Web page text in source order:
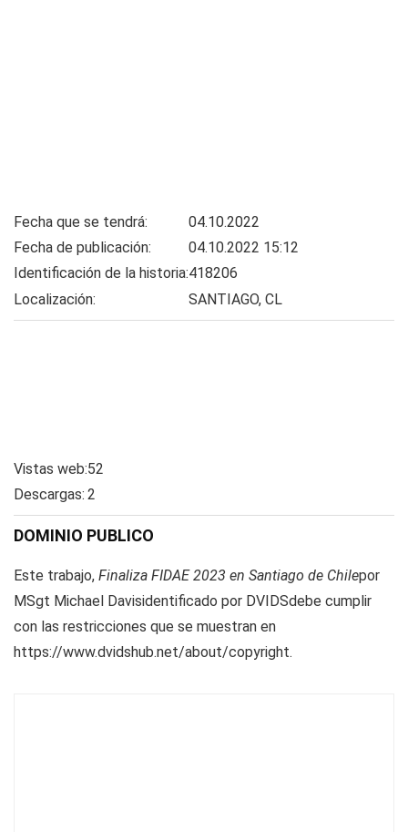
Fecha que se tendrá:
04.10.2022
Fecha de publicación:
04.10.2022 15:12
Identificación de la historia:418206
Localización:
SANTIAGO, CL
Vistas web:52
Descargas: 2
DOMINIO PUBLICO
Este trabajo, Finaliza FIDAE 2023 en Santiago de Chilepor
MSgt Michael Davisidentificado por DVIDSdebe cumplir
con las restricciones que se muestran en
https://www.dvidshub.net/about/copyright.